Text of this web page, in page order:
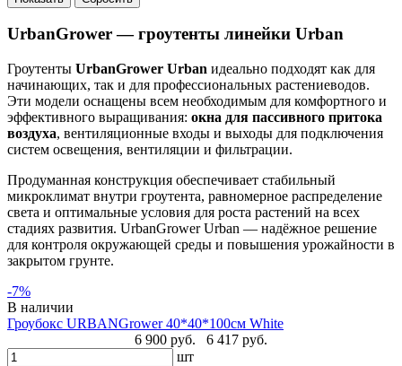
UrbanGrower — гроутенты линейки Urban
Гроутенты UrbanGrower Urban идеально подходят как для
начинающих, так и для профессиональных растениеводов.
Эти модели оснащены всем необходимым для комфортного и
эффективного выращивания: окна для пассивного притока
воздуха, вентиляционные входы и выходы для подключения
систем освещения, вентиляции и фильтрации.
Продуманная конструкция обеспечивает стабильный
микроклимат внутри гроутента, равномерное распределение
света и оптимальные условия для роста растений на всех
стадиях развития. UrbanGrower Urban — надёжное решение
для контроля окружающей среды и повышения урожайности в
закрытом грунте.
-7%
В наличии
Гроубокс URBANGrower 40*40*100см White
6 900 руб.
6 417 руб.
шт